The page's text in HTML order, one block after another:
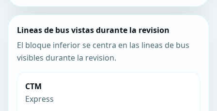
Lineas de bus vistas durante la revision
El bloque inferior se centra en las lineas de bus
visibles durante la revision.
CTM
Express